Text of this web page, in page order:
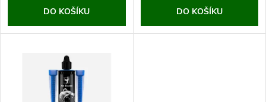
u
u
DO KOŠÍKU DO KOŠÍKU